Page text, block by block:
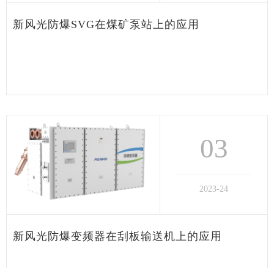
新风光防爆SVG在煤矿泵站上的应用
03
2023-24
新风光防爆变频器在刮板输送机上的应用